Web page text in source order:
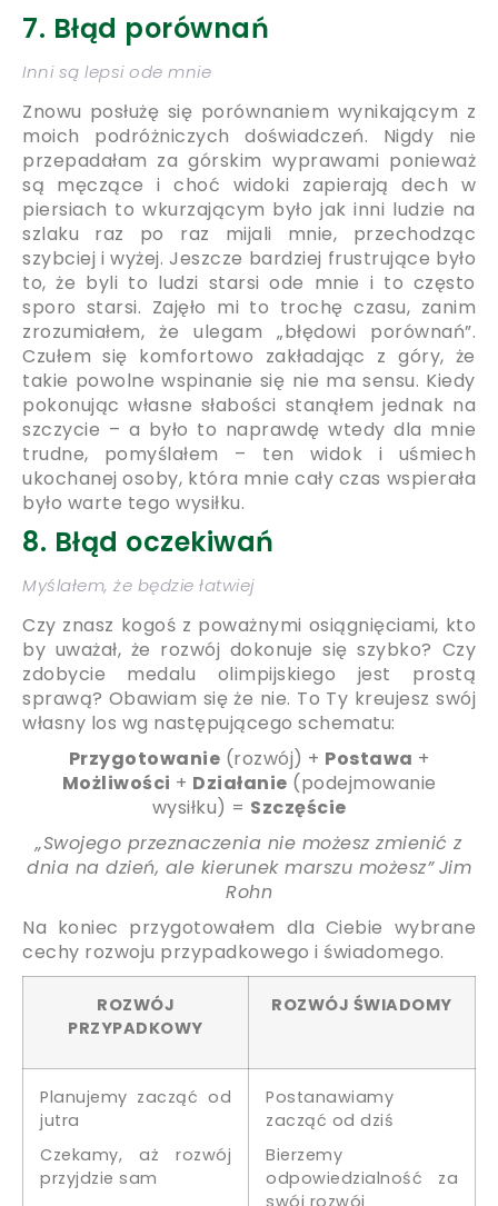
7. Błąd porównań
Inni są lepsi ode mnie
Znowu posłużę się porównaniem wynikającym z
moich podróżniczych doświadczeń. Nigdy nie
przepadałam za górskim wyprawami ponieważ
są męczące i choć widoki zapierają dech w
piersiach to wkurzającym było jak inni ludzie na
szlaku raz po raz mijali mnie, przechodząc
szybciej i wyżej. Jeszcze bardziej frustrujące było
to, że byli to ludzi starsi ode mnie i to często
sporo starsi. Zajęło mi to trochę czasu, zanim
zrozumiałem, że ulegam „błędowi porównań”.
Czułem się komfortowo zakładając z góry, że
takie powolne wspinanie się nie ma sensu. Kiedy
pokonując własne słabości stanąłem jednak na
szczycie – a było to naprawdę wtedy dla mnie
trudne, pomyślałem – ten widok i uśmiech
ukochanej osoby, która mnie cały czas wspierała
było warte tego wysiłku.
8. Błąd oczekiwań
Myślałem, że będzie łatwiej
Czy znasz kogoś z poważnymi osiągnięciami, kto
by uważał, że rozwój dokonuje się szybko? Czy
zdobycie medalu olimpijskiego jest prostą
sprawą? Obawiam się że nie. To Ty kreujesz swój
własny los wg następującego schematu:
Przygotowanie (rozwój) + Postawa +
Możliwości + Działanie (podejmowanie
wysiłku) = Szczęście
„Swojego przeznaczenia nie możesz zmienić z
dnia na dzień, ale kierunek marszu możesz” Jim
Rohn
Na koniec przygotowałem dla Ciebie wybrane
cechy rozwoju przypadkowego i świadomego.
ROZWÓJ
PRZYPADKOWY
ROZWÓJ ŚWIADOMY
Planujemy zacząć od
jutra
Czekamy, aż rozwój
przyjdzie sam
Postanawiamy
zacząć od dziś
Bierzemy
odpowiedzialność za
swój rozwój